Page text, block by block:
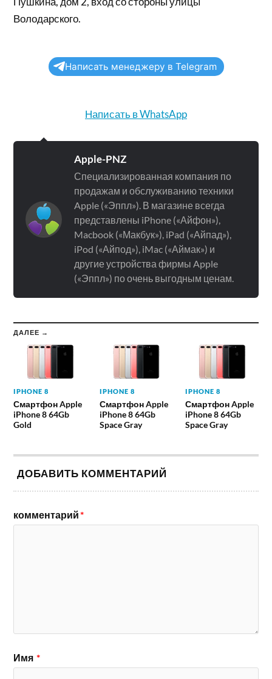
Володарского.
Написать менеджеру в Telegram
Написать в WhatsApp
Apple-PNZ
Специализированная компания по
продажам и обслуживанию техники
Apple («Эппл»). В магазине всегда
представлены iPhone («Айфон»),
Macbook («Макбук»), iPad («Айпад»),
iPod («Айпод»), iMac («Аймак») и
другие устройства фирмы Apple
(«Эппл») по очень выгодным ценам.
ДАЛЕЕ →
IPHONE 8
Смартфон Apple
iPhone 8 64Gb
Gold
IPHONE 8
Смартфон Apple
iPhone 8 64Gb
Space Gray
IPHONE 8
Смартфон Apple
iPhone 8 64Gb
Space Gray
ДОБАВИТЬ КОММЕНТАРИЙ
комментарий*
Имя *